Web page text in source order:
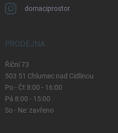
domaciprostor
PRODEJNA
Říční 73
503 51 Chlumec nad Cidlinou
Po - Čt 8:00 - 16:00
Pá 8:00 - 15:00
So - Ne: zavřeno